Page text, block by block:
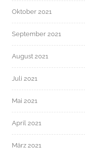
Oktober 2021
September 2021
August 2021
Juli 2021
Mai 2021
April 2021
März 2021